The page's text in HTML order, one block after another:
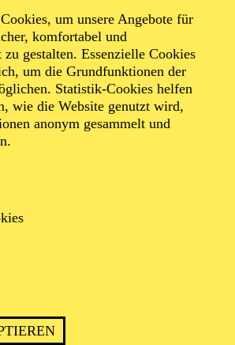
um unsere Angebote für
komfortabel und
gestalten. Essenzielle Cookies
um die Grundfunktionen der
Statistik-Cookies helfen
wie die Website genutzt wird,
anonym gesammelt und
NEUEN WELT"
JUGEND-
ORCHESTER
VON GEHREN
Engelbert Humperdinck, Paul
Angebot der TUPcard ausgeschlossen.